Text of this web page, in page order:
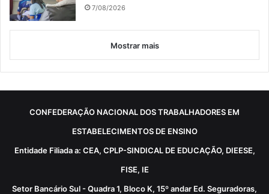
7/08/2026
Mostrar mais
CONFEDERAÇÃO NACIONAL DOS TRABALHADORES EM
ESTABELECIMENTOS DE ENSINO
Entidade Filiada a: CEA, CPLP-SINDICAL DE EDUCAÇÃO, DIEESE,
FISE, IE
Setor Bancário Sul - Quadra 1, Bloco K, 15º andar Ed. Seguradoras,